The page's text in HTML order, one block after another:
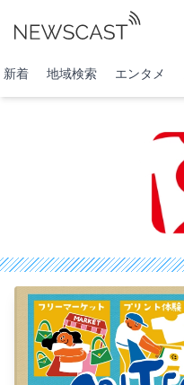
新着 地域検索 エンタメ